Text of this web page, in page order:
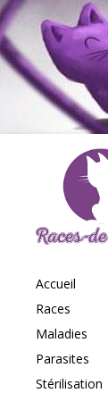
Accueil
Races
Maladies
Parasites
Stérilisation